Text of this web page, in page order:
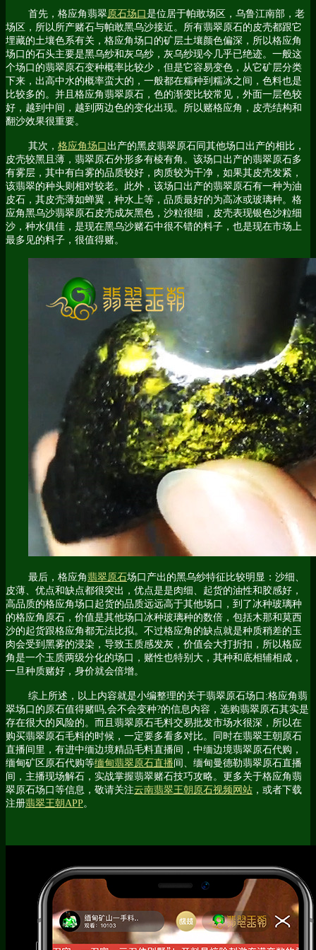
首先，格应角翡翠原石场口 是位居于帕敢场区，乌鲁江南部，老
场区，所以所产赌石与帕敢黑乌沙接近。所有翡翠原石的皮壳都跟它
埋藏的土壤色系有关，格应角场口的矿层土壤颜色偏深，所以格应角
场口的石头主要是黑乌纱和灰乌纱，灰乌纱现今几乎已绝迹。一般这
个场口的翡翠原石变种概率比较少，但是它容易变色，从它矿层分类
下来，出高中水的概率蛮大的，一般都在糯种到糯冰之间，色料也是
比较多的。并且格应角翡翠原石，色的渐变比较常见，外面一层色较
好，越到中间，越到两边色的变化出现。所以赌格应角，皮壳结构和
翻沙效果很重要。
其次， 格应角场口 出产的黑皮翡翠原石同其他场口出产的相比，
皮壳较黑且薄，翡翠原石外形多有棱有角。该场口出产的翡翠原石多
有雾层，其中有白雾的品质较好，肉质较为干净，如果其皮壳发紧，
该翡翠的种头则相对较老。此外，该场口出产的翡翠原石有一种为油
皮石，其皮壳薄如蝉翼，种水上等，品质最好的为高冰或玻璃种。格
应角黑乌沙翡翠原石皮壳成灰黑色，沙粒很细，皮壳表现银色沙粒细
沙，种水俱佳，是现在黑乌沙赌石中很不错的料子，也是现在市场上
最多见的料子，很值得赌。
最后，格应角翡翠原石场口产出的黑乌纱特征比较明显：沙细、
皮薄、优点和缺点都很突出，优点是是肉细、起货的油性和胶感好，
高品质的格应角场口起货的品质远远高于其他场口，到了冰种玻璃种
的格应角原石，价值是其他场口冰种玻璃种的数倍，包括木那和莫西
沙的起货跟格应角都无法比拟。不过格应角的缺点就是种质稍差的玉
肉会受到黑雾的浸染，导致玉质感发灰，价值会大打折扣，所以格应
角是一个玉质两级分化的场口，赌性也特别大，其种和底相辅相成，
一旦种质赌好，身价就会倍增。
综上所述，以上内容就是小编整理的关于翡翠原石场口:格应角翡
翠场口的原石值得赌吗,会不会变种?的信息内容，选购翡翠原石其实是
存在很大的风险的。而且翡翠原石毛料交易批发市场水很深，所以在
购买翡翠原石毛料的时候，一定要多看多对比。同时在翡翠王朝原石
直播间里，有进中缅边境精品毛料直播间，中缅边境翡翠原石代购，
缅甸矿区原石代购等缅甸翡翠原石直播间、缅甸曼德勒翡翠原石直播
间，主播现场解石，实战掌握翡翠赌石技巧攻略。更多关于格应角翡
翠原石场口等信息，敬请关注云南翡翠王朝原石视频网站 ，或者下载
注册翡翠王朝APP。